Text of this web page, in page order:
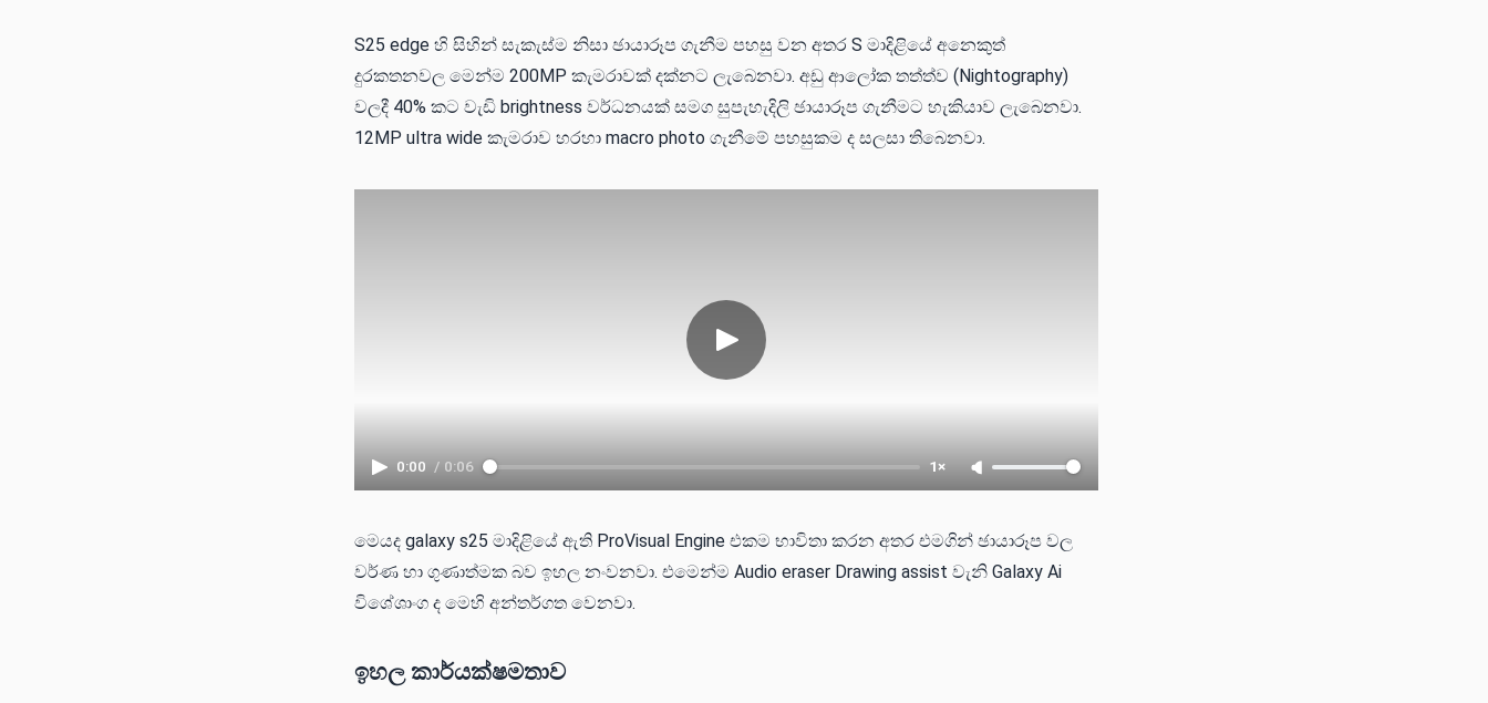
S25 edge හි සිහින් සැකැස්ම නිසා ඡායාරූප ගැනීම පහසු වන අතර S මාදිළියේ අනෙකුත්
දුරකතනවල මෙන්ම 200MP කැමරාවක් දක්නට ලැබෙනවා. අඩු ආලෝක තත්ත්ව (Nightography)
වලදී 40% කට වැඩි brightness වර්ධනයක් සමග සුපැහැදිලි ඡායාරූප ගැනීමට හැකියාව ලැබෙනවා.
12MP ultra wide කැමරාව හරහා macro photo ගැනීමේ පහසුකම ද සලසා තිබෙනවා.
0:00 / 0:06 1×
මෙයද galaxy s25 මාදිළියේ ඇති ProVisual Engine එකම භාවිතා කරන අතර එමගින් ඡායාරූප වල
වර්ණ හා ගුණාත්මක බව ඉහල නංවනවා. එමෙන්ම Audio eraser Drawing assist වැනි Galaxy Ai
විශේශාංග ද මෙහි අන්තර්ගත වෙනවා.
ඉහල කාර්යක්ෂමතාව